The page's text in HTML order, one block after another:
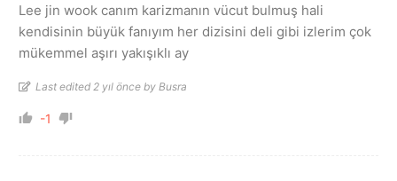
Lee jin wook canım karizmanın vücut bulmuş hali
kendisinin büyük fanıyım her dizisini deli gibi izlerim çok
mükemmel aşırı yakışıklı ay
Last edited 2 yıl önce by Busra
-1